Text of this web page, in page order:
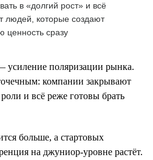
в «долгий рост» и всё
людей, которые создают
ценность сразу
усиление поляризации рынка.
компании закрывают
и всё реже готовы брать
больше, а стартовых
на джуниор-уровне растёт.